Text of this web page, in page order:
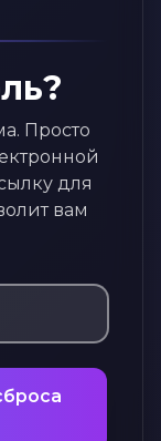
Просто
для
вам